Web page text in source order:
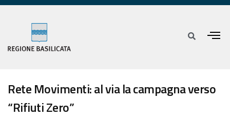
Rete Movimenti: al via la campagna verso
“Rifiuti Zero”